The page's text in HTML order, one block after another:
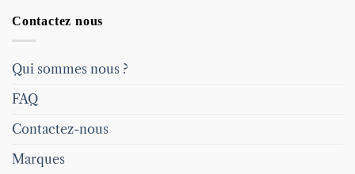
Contactez nous
Qui sommes nous ?
FAQ
Contactez-nous
Marques